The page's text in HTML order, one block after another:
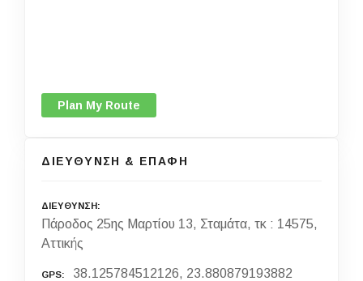
Plan My Route
ΔΙΕΥΘΥΝΣΗ & ΕΠΑΦΗ
ΔΙΕΥΘΥΝΣΗ
Πάροδος 25ης Μαρτίου 13, Σταμάτα, τκ : 14575,
Αττικής
GPS 38.125784512126, 23.880879193882